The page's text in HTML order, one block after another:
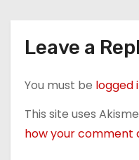
oLeave a
You must be logged
This site uses
how your comment